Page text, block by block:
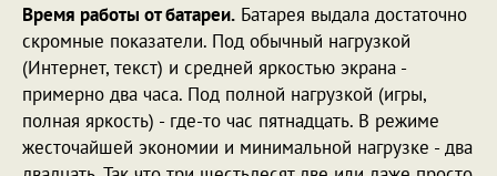
Время работы от батареи. Батарея выдала достаточно
скромные показатели. Под обычный нагрузкой
(Интернет, текст) и средней яркостью экрана -
примерно два часа. Под полной нагрузкой (игры,
полная яркость) - где-то час пятнадцать. В режиме
жесточайшей экономии и минимальной нагрузке - два